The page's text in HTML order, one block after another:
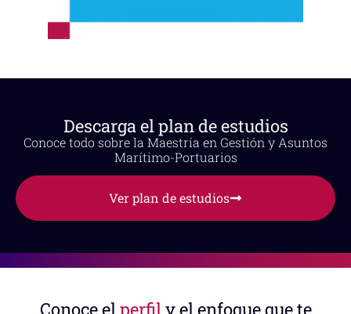
Descarga el plan de estudios
Conoce todo sobre la Maestría en Gestión y Asuntos
Marítimo-Portuarios
Ver plan de estudios
Conoce el perfil y el enfoque que te